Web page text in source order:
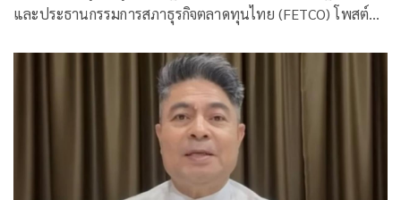
และประธานกรรมการสภาธุรกิจตลาดทุนไทย (FETCO) โพสต์ข้อ